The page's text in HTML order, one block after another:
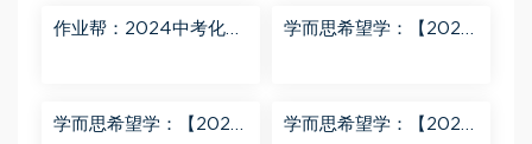
作业帮：2024中考化学
学而思希望学：【2024
学而思希望学：【2024
学而思希望学：【2024